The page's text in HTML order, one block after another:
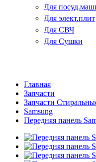
Для
Для элект.плит
Для СВЧ
Для Сушки
Главная
Запчасти
Запчасти
Samsung
Передняя панель